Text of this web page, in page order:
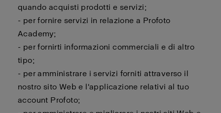
quando acquisti prodotti e servizi;
- per fornire servizi in relazione a Profoto
Academy;
- per fornirti informazioni commerciali e di altro
tipo;
- per amministrare i servizi forniti attraverso il
nostro sito Web e l'applicazione relativi al tuo
account Profoto;